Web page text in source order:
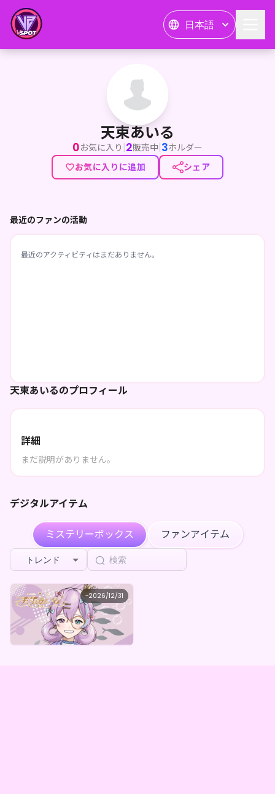
日本語
天束あいる
天束あいる
0お気に入り |2販売中|3ホルダー
お気に入りに追加
シェア
天束あいるのプロフィール
詳細
まだ説明がありません。
デジタルアイテム
ミステリーボックス ファンアイテム
トレンド
~2026/12/31
天束あいる
天束あいるデジタルBOX（全5種）
最低価格
¥1,000 購入はこちら
最近のファンの活動
最近のアクティビティはまだありません。